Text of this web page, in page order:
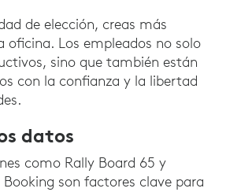
de elección, creas más
oficina. Los empleados no solo
sino que también están
con la confianza y la libertad
datos
como Rally Board 65 y
son factores clave para